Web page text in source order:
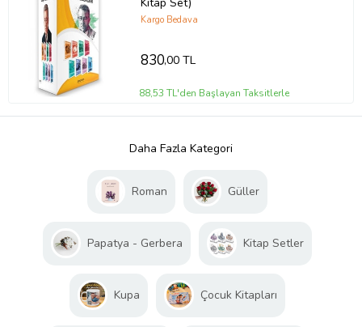
Kargo Bedava
830,00 TL
88,53 TL'den Başlayan Taksitlerle
Daha Fazla Kategori
Roman Güller
Papatya - Gerbera Kitap Setler
Kupa Çocuk Kitapları